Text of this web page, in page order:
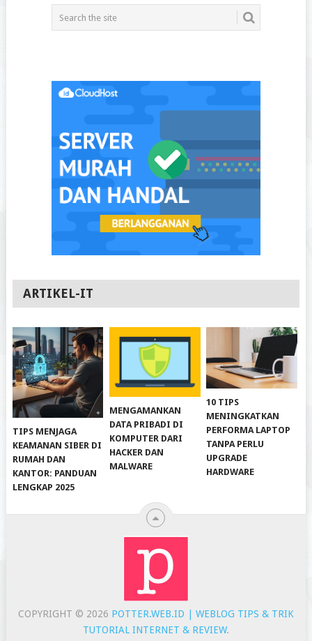
ARTIKEL-IT
TIPS MENJAGA
KEAMANAN SIBER DI
RUMAH DAN
KANTOR: PANDUAN
LENGKAP 2025
MENGAMANKAN
DATA PRIBADI DI
KOMPUTER DARI
HACKER DAN
MALWARE
10 TIPS
MENINGKATKAN
PERFORMA LAPTOP
TANPA PERLU
UPGRADE
HARDWARE
COPYRIGHT © 2026 POTTER.WEB.ID | WEBLOG TIPS & TRIK
TUTORIAL INTERNET & REVIEW.